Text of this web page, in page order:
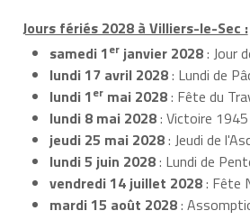
Jours fériés 2028 à Villiers-le-Sec :
samedi 1er janvier 2028: Jour
lundi 17 avril 2028: Lundi de
lundi 1er mai 2028: Fête du
lundi 8 mai 2028: Victoire 1945
jeudi 25 mai 2028: Jeudi de
lundi 5 juin 2028: Lundi de
vendredi 14 juillet 2028: Fête
mardi 15 août 2028: